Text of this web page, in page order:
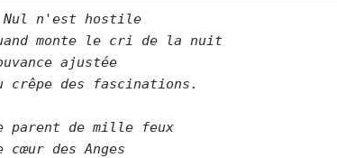
Nul n'est hostile
monte le cri de la nuit
ajustée
crêpe des fascinations.
parent de mille feux
cœur des Anges